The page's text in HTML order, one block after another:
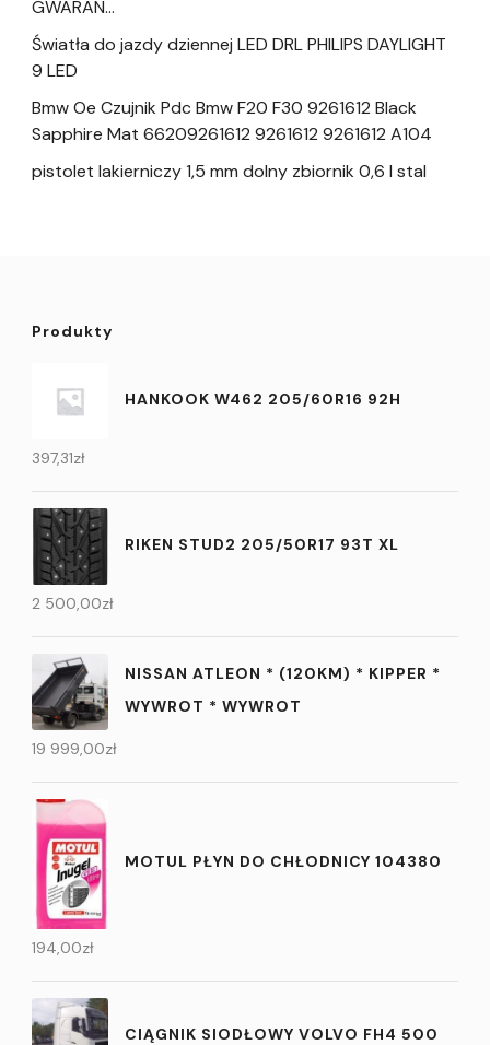
GWARAN…
Światła do jazdy dziennej LED DRL PHILIPS DAYLIGHT
9 LED
Bmw Oe Czujnik Pdc Bmw F20 F30 9261612 Black
Sapphire Mat 66209261612 9261612 9261612 A104
pistolet lakierniczy 1,5 mm dolny zbiornik 0,6 l stal
Produkty
HANKOOK W462 205/60R16 92H
397,31zł
RIKEN STUD2 205/50R17 93T XL
2 500,00zł
NISSAN ATLEON * (120KM) * KIPPER *
WYWROT * WYWROT
19 999,00zł
MOTUL PŁYN DO CHŁODNICY 104380
194,00zł
CIĄGNIK SIODŁOWY VOLVO FH4 500